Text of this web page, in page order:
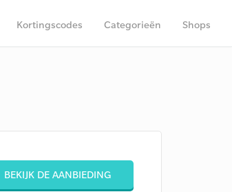
Kortingscodes Categorieën Shops
BEKIJK DE AANBIEDING